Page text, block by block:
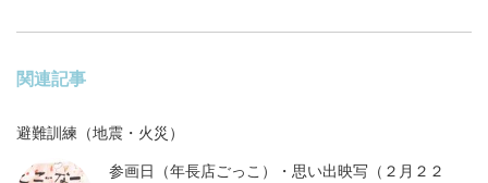
関連記事
避難訓練（地震・火災）
参画日（年長店ごっこ）・思い出映写（２月２２